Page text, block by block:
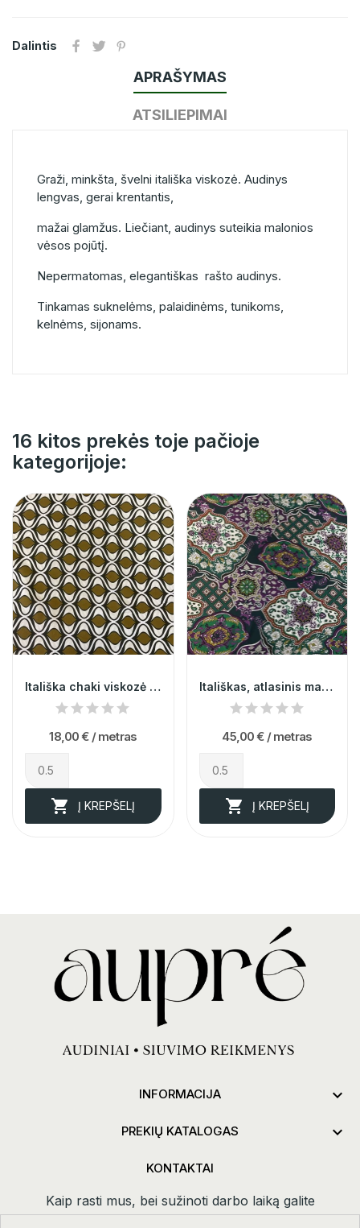
Dalintis
APRAŠYMAS
ATSILIEPIMAI
Graži, minkšta, švelni itališka viskozė. Audinys
lengvas, gerai krentantis,
mažai glamžus. Liečiant, audinys suteikia malonios
vėsos pojūtį.
Nepermatomas, elegantiškas rašto audinys.
Tinkamas suknelėms, palaidinėms, tunikoms,
kelnėms, sijonams.
16 kitos prekės toje pačioje
kategorijoje:
Itališka chaki viskozė su raštais 014089
18,00 € / metras
 Į KREPŠELĮ
Itališkas, atlasinis margas šilkas 013990
45,00 € / metras
 Į KREPŠELĮ
INFORMACIJA 
PREKIŲ KATALOGAS 
KONTAKTAI
Kaip rasti mus, bei sužinoti darbo laiką galite
paspauduskontaktai.